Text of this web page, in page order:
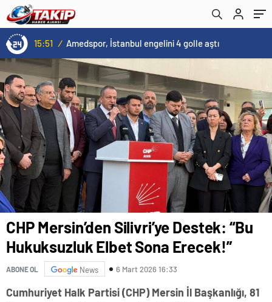
15:51 / Amedspor, İstanbul engelini 4 golle aştı
CHP Mersin’den Silivri’ye Destek: “Bu
Hukuksuzluk Elbet Sona Erecek!”
ABONE OL News 6 Mart 2026 16:33
Cumhuriyet Halk Partisi (CHP) Mersin İl Başkanlığı, 81